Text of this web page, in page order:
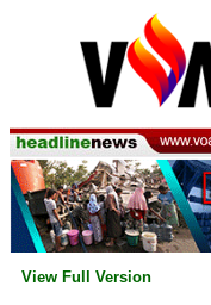
View Full Version